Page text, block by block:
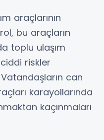
araçlarının
bu araçların
toplu ulaşım
ciddi riskler
can
karayollarında
kaçınmaları